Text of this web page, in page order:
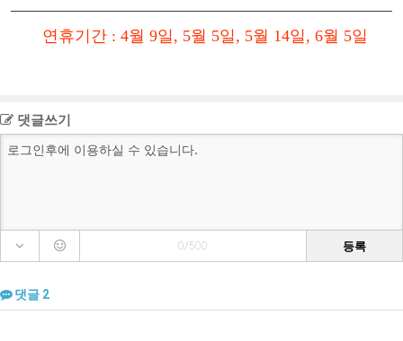
연휴기간 : 4월 9일, 5월 5일, 5월 14일, 6월 5일
댓글쓰기
0/500 등록
댓글 2